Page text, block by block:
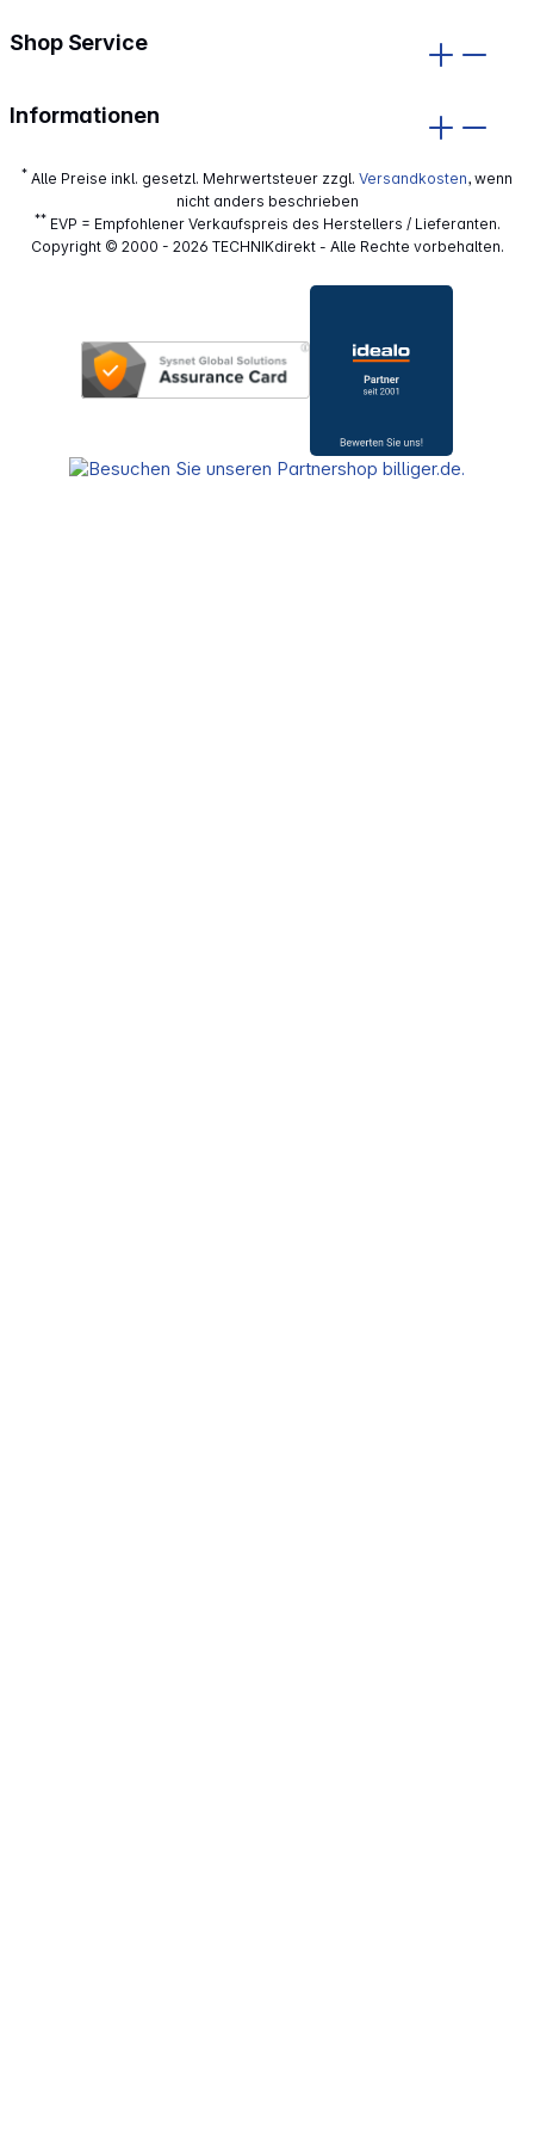
Shop Service
Informationen
* Alle Preise inkl. gesetzl. Mehrwertsteuer zzgl. Versandkosten, wenn
nicht anders beschrieben
** EVP = Empfohlener Verkaufspreis des Herstellers / Lieferanten.
Copyright © 2000 - 2026 TECHNIKdirekt - Alle Rechte vorbehalten.